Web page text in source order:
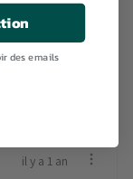
day.
il y a 1 an
des emails